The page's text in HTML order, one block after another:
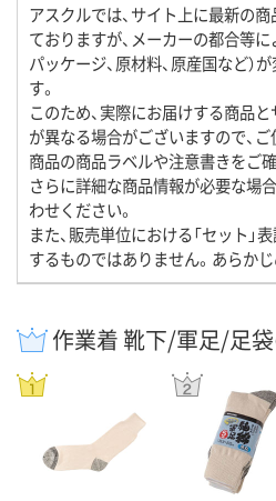
アスクルでは、サイト上に最新の
ておりますが、メーカーの都合等に
パッケージ、原材料、原産国など）
す。
このため、実際にお届けする商品
が異なる場合がございますので、
商品の商品ラベルや注意書きをご確
さらに詳細な商品情報が必要な場
わせください。
また、販売単位における「セット」
するものではありません。あらかじ
作業着 靴下/軍足/足